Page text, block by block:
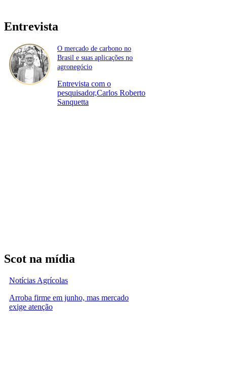
Entrevista
O mercado de carbono no
Brasil e suas aplicações no
agronegócio
Entrevista com o
pesquisador,Carlos Roberto
Sanquetta
Scot na mídia
Notícias Agrícolas
Arroba firme em junho, mas mercado
exige atenção